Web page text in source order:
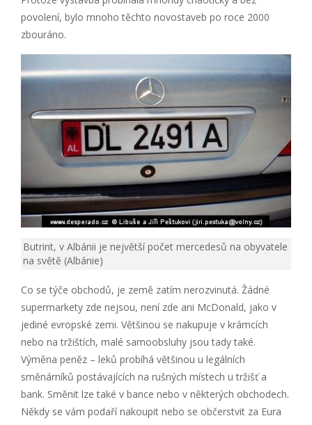
povolení, bylo mnoho těchto novostaveb po roce 2000
zbouráno.
Butrint, v Albánii je největší počet mercedesů na obyvatele
na světě (Albánie)
Co se týče obchodů, je země zatím nerozvinutá. Žádné
supermarkety zde nejsou, není zde ani McDonald, jako v
jediné evropské zemi. Většinou se nakupuje v krámcích
nebo na tržištích, malé samoobsluhy jsou tady také.
Výměna peněz – leků probíhá většinou u legálních
směnárníků postávajících na rušných místech u tržišť a
bank. Směnit lze také v bance nebo v některých obchodech.
Někdy se vám podaří nakoupit nebo se občerstvit za Eura